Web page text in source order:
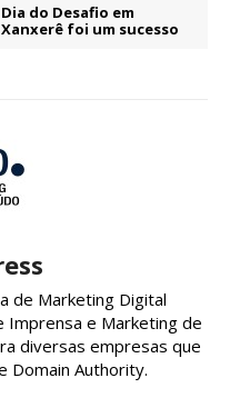
Dia do Desafio em
Xanxerê foi um sucesso
de Marketing Digital
Imprensa e Marketing de
diversas empresas que
Domain Authority.